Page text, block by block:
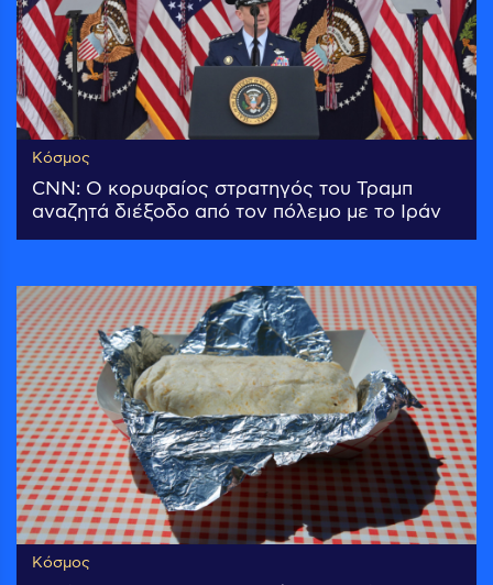
Κόσμος
CNN: Ο κορυφαίος στρατηγός του Τραμπ
αναζητά διέξοδο από τον πόλεμο με το Ιράν
Κόσμος